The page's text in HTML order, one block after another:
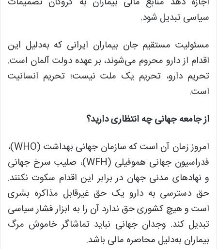
سیاسی تبدیل شود.
مسئولیت مستقیم جان بیماران ایرانی که به‌دلیل این
اقدام از دارو محروم می‌شوند، بر عهده دولت آلمان است.
تحریم دارو، تحریم یک ملت نیست؛ تحریم انسانیت
است.
از جامعه جهانی چه انتظاری دارید؟
امروز زمان آن است که سازمان جهانی بهداشت (WHO)،
فدراسیون جهانی هموفیلی (WFH)، صلیب سرخ جهانی
و نهادهای مدنی جهان در برابر این اقدام سکوت نکنند.
حق دسترسی به دارو یک حق غیرقابل مذاکره بشری
است و هیچ کشوری حق ندارد آن را به ابزار فشار سیاسی
تبدیل کند. وجدان جهانی نباید تماشاگر خاموش مرگ
بیماران به‌دلیل محاصره مالی باشد.